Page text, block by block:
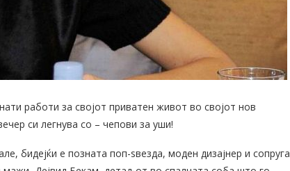
работи за својот приватен живот во својот нов
си легнува со – чепови за уши!
бидејќи е позната поп-ѕвезда, моден дизајнер и сопруга